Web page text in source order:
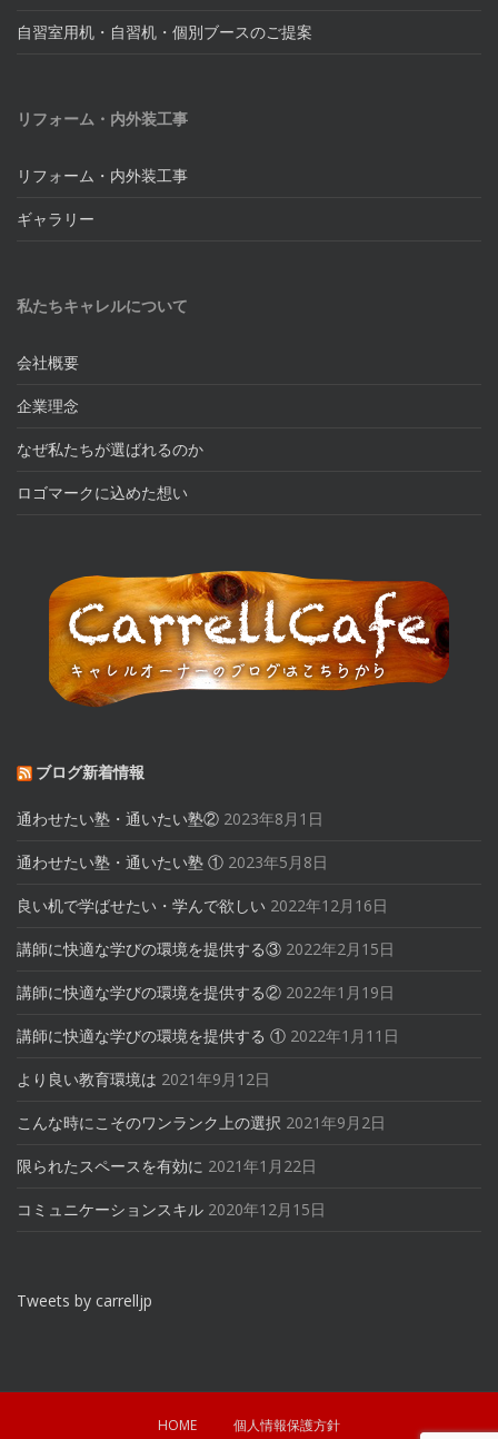
自習室用机・自習机・個別ブースのご提案
リフォーム・内外装工事
リフォーム・内外装工事
ギャラリー
私たちキャレルについて
会社概要
企業理念
なぜ私たちが選ばれるのか
ロゴマークに込めた想い
ブログ新着情報
通わせたい塾・通いたい塾② 2023年8月1日
通わせたい塾・通いたい塾 ① 2023年5月8日
良い机で学ばせたい・学んで欲しい 2022年12月16日
講師に快適な学びの環境を提供する③ 2022年2月15日
講師に快適な学びの環境を提供する② 2022年1月19日
講師に快適な学びの環境を提供する ① 2022年1月11日
より良い教育環境は 2021年9月12日
こんな時にこそのワンランク上の選択 2021年9月2日
限られたスペースを有効に 2021年1月22日
コミュニケーションスキル 2020年12月15日
Tweets by carrelljp
HOME 個人情報保護方針